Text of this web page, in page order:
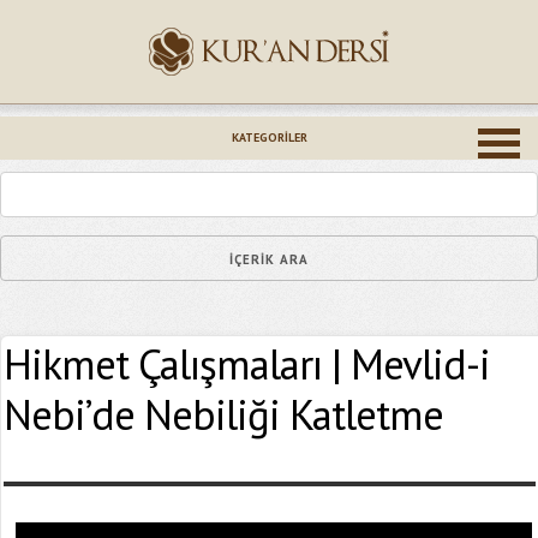
KATEGORILER
Hikmet Çalışmaları | Mevlid-i
Nebi’de Nebiliği Katletme
Epostanız (*)
Yaşadığınız Hatanın Ayrıntıları